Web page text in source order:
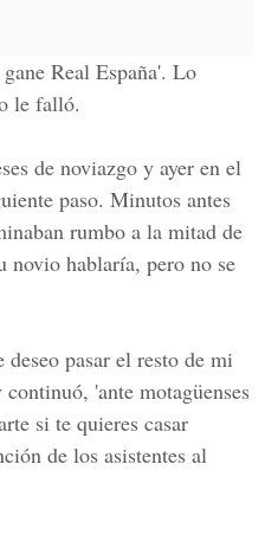
Real España'. Lo
le falló.
de noviazgo y ayer en el
paso. Minutos antes
rumbo a la mitad de
novio hablaría, pero no se
pasar el resto de mi
'ante motagüenses
si te quieres casar
de los asistentes al